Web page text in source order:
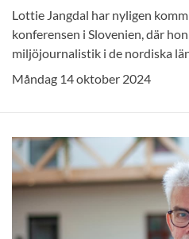
Lottie Jangdal har nyligen
konferensen i Slovenien, där
miljöjournalistik i de nordiska
Måndag 14 oktober 2024